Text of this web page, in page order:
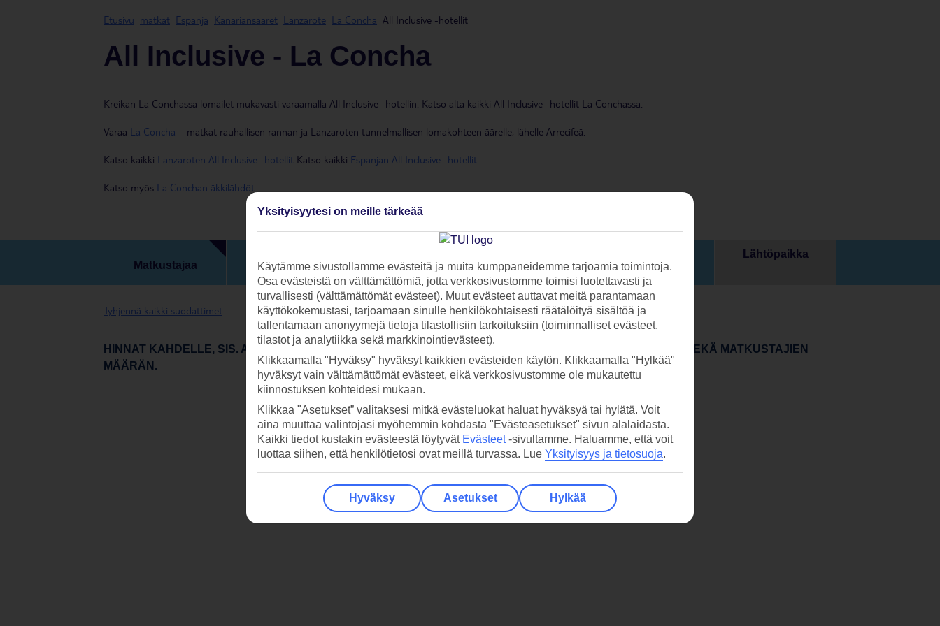
Etusivu matkat Espanja Kanariansaaret Lanzarote La Concha All Inclusive -hotellit
All Inclusive - La Concha
Kreikan La Conchassa lomailet mukavasti varaamalla All Inclusive -hotellin. Katso alta kaikki All Inclusive -hotellit La Conchassa.
Varaa La Concha – matkat rauhallisen rannan ja Lanzaroten tunnelmallisen lomakohteen äärelle, lähelle Arrecifeä.
Katso kaikki Lanzaroten All Inclusive -hotellit Katso kaikki Espanjan All Inclusive -hotellit
Katso myös La Conchan äkkilähdöt
Matkustajaa
Päivämäärä ja
matkan kesto
asiakasarviot
Hinta
Lähtöpaikka
Tyhjennä kaikki suodattimet
HINNAT KAHDELLE, SIS. ALL INCLUSIVE. VALIKOIDEN AVULLA VOIT VALITA MM. TARKAN LÄHTÖPÄIVÄN SEKÄ MATKUSTAJIEN
MÄÄRÄN.
Näytetään1 - 0/0hotelli
Ei enempää näytettäviä lomia
Yksityisyytesi on meille tärkeää
Käytämme sivustollamme evästeitä ja muita kumppaneidemme tarjoamia toimintoja.
Osa evästeistä on välttämättömiä, jotta verkkosivustomme toimisi luotettavasti ja
turvallisesti (välttämättömät evästeet). Muut evästeet auttavat meitä parantamaan
käyttökokemustasi, tarjoamaan sinulle henkilökohtaisesti räätälöityä sisältöä ja
tallentamaan anonyymejä tietoja tilastollisiin tarkoituksiin (toiminnalliset evästeet,
tilastot ja analytiikka sekä markkinointievästeet).
Klikkaamalla "Hyväksy" hyväksyt kaikkien evästeiden käytön. Klikkaamalla "Hylkää"
hyväksyt vain välttämättömät evästeet, eikä verkkosivustomme ole mukautettu
kiinnostuksen kohteidesi mukaan.
Klikkaa "Asetukset” valitaksesi mitkä evästeluokat haluat hyväksyä tai hylätä. Voit
aina muuttaa valintojasi myöhemmin kohdasta "Evästeasetukset" sivun alalaidasta.
Kaikki tiedot kustakin evästeestä löytyvät Evästeet-sivultamme. Haluamme, että voit
luottaa siihen, että henkilötietosi ovat meillä turvassa. Lue Yksityisyys ja tietosuoja.
Hyväksy Asetukset Hylkää